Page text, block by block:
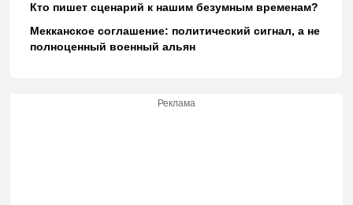
Кто пишет сценарий к нашим безумным временам?
Мекканское соглашение: политический сигнал, а не
полноценный военный альян
Реклама